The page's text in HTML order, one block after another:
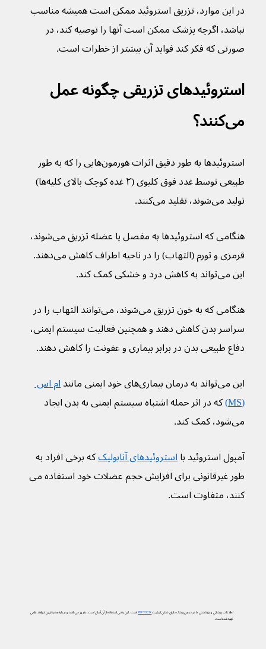
در این موارد، تزریق استروئید ممکن است همیشه مناسب
نباشد، اگرچه پزشک ممکن است آنها را توصیه کند، در
صورتی که فکر کند فواید آن بیشتر از خطرات است.
استروئیدهای تزریقی چگونه عمل
می‌کنند؟
استروئیدها به طور دقیق اثرات هورمون‌هایی را که به طور
طبیعی توسط غدد فوق کلیوی (۲ غده کوچک بالای کلیه‌ها)
تولید می‌شوند، تقلید می‌کنند.
هنگامی که استروئیدها به مفصل یا عضله تزریق می‌شوند،
قرمزی و تورم (التهاب) را در ناحیه اطراف کاهش می‌دهند.
این می‌تواند به کاهش درد و خشکی کمک کند.
هنگامی که به خون تزریق می‌شوند، می‌توانند التهاب را در
سراسر بدن کاهش دهند و همچنین فعالیت سیستم ایمنی،
دفاع طبیعی بدن در برابر بیماری و عفونت را کاهش دهند.
این می‌تواند به درمان بیماری‌های خود ایمنی مانند
ام اس
(MS)
که در اثر حمله اشتباه سیستم ایمنی به بدن ایجاد
می‌‌شود، کمک کند.
آمپول استروئید با استروئیدهای آنابولیک که برخی افراد به
طور غیرقانونی برای افزایش حجم عضلات خود استفاده می
کنند، متفاوت است.
اطلاعات پزشکی و بهداشتی ما در دیجی‌پزشک دارای نشان کیفیتPIF TICKاست. این یعنی استفاده از آن آسان است، به‌روز می‌باشد و بر پایه جدیدترین شواهد علمی
تهیه شده است.